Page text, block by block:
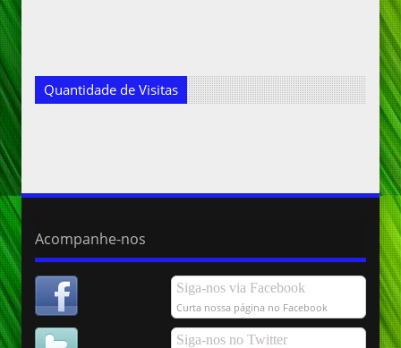
Quantidade de Visitas
Acompanhe-nos
Siga-nos via Facebook
Curta nossa página no Facebook
Siga-nos no Twitter